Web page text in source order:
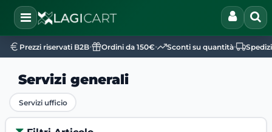
Open
Prezzi riservati B2B• Ordini da 150€• Sconti su quantità•
Servizi generali
Servizi ufficio